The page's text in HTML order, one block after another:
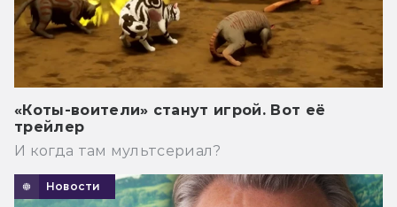
«Коты-воители» станут игрой. Вот её
трейлер
И когда там мультсериал?
Новости